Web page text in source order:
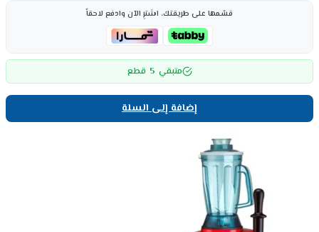
قسّمها على طريقتك، اشترِ الآن وادفع لاحقاً
متبقي 5 قطع
إضافة إلى السلة